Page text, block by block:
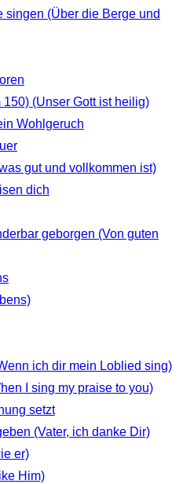
singen (Über die Berge und
(Unser Gott ist heilig)
Wohlgeruch
gut und vollkommen ist)
dich
geborgen (Von guten
ich dir mein Loblied sing)
I sing my praise to you)
setzt
(Vater, ich danke Dir)
er)
Him)